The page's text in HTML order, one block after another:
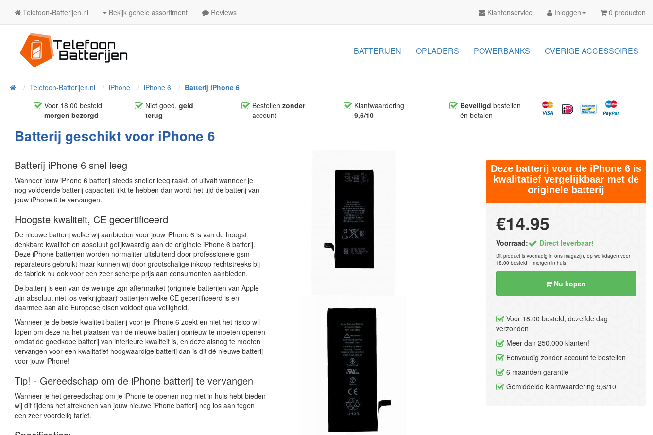
Telefoon-Batterijen.nl Bekijk gehele assortiment Reviews Klantenservice Inloggen 0 producten
BATTERIJEN OPLADERS POWERBANKS OVERIGE ACCESSOIRES
HomeTelefoon-Batterijen.nl iPhone iPhone 6
Batterij iPhone 6
Voor 18:00 besteld
morgen bezorgd
Niet goed,geld
terug
Bestellen zonder
account
Klantwaardering
9,6/10
Beveiligd bestellen
én betalen
Batterij geschikt voor iPhone 6
Deze batterij voor de iPhone 6 is
kwalitatief vergelijkbaar met de
originele batterij
€14.95
Voorraad: Direct leverbaar!
Dit product is voorradig in ons magazijn, op werkdagen voor
18:00 besteld = morgen in huis!
Nu kopen
Voor 18:00 besteld, dezelfde dag
verzonden
Meer dan 250.000 klanten!
Eenvoudig zonder account te bestellen
6 maanden garantie
Gemiddelde klantwaardering 9,6/10
Batterij iPhone 6 snel leeg
Wanneer jouw iPhone 6 batterij steeds sneller leeg raakt, of uitvalt wanneer je
nog voldoende batterij capaciteit lijkt te hebben dan wordt het tijd de batterij van
jouw iPhone 6 te vervangen.
Hoogste kwaliteit, CE gecertificeerd
De nieuwe batterij welke wij aanbieden voor jouw iPhone 6 is van de hoogst
denkbare kwaliteit en absoluut gelijkwaardig aan de originele iPhone 6 batterij.
Deze iPhone batterijen worden normaliter uitsluitend door professionele gsm
reparateurs gebruikt maar kunnen wij door grootschalige inkoop rechtstreeks bij
de fabriek nu ook voor een zeer scherpe prijs aan consumenten aanbieden.
De batterij is een van de weinige zgn aftermarket (originele batterijen van Apple
zijn absoluut niet los verkrijgbaar) batterijen welke CE gecertificeerd is en
daarmee aan alle Europese eisen voldoet qua veiligheid.
Wanneer je de beste kwaliteit batterij voor je iPhone 6 zoekt en niet het risico wil
lopen om deze na het plaatsen van de nieuwe batterij opnieuw te moeten openen
omdat de goedkope batterij van inferieure kwaliteit is, en deze alsnog te moeten
vervangen voor een kwalitatief hoogwaardige batterij dan is dit dé nieuwe batterij
voor jouw iPhone!
Tip! - Gereedschap om de iPhone batterij te vervangen
Wanneer je het gereedschap om je iPhone te openen nog niet in huis hebt bieden
wij dit tijdens het afrekenen van jouw nieuwe iPhone batterij nog los aan tegen
een zeer voordelig tarief.